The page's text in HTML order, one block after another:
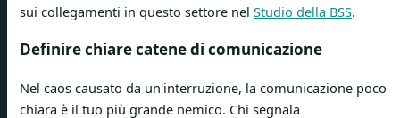
sui collegamenti in questo settore nel Studio della BSS.
Definire chiare catene di comunicazione
Nel caos causato da un'interruzione, la comunicazione poco
chiara è il tuo più grande nemico. Chi segnala